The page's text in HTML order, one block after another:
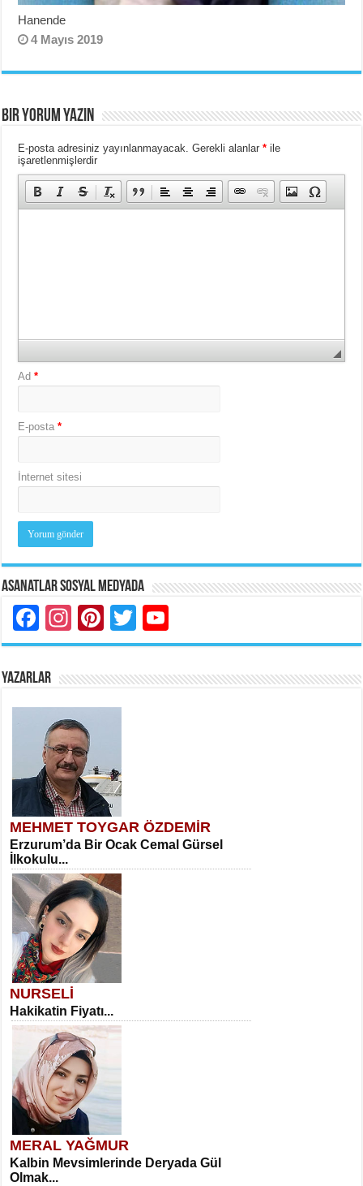
Hanende
4 Mayıs 2019
BIR YORUM YAZIN
E-posta adresiniz yayınlanmayacak. Gerekli alanlar* ile
işaretlenmişlerdir
Ad*
E-posta*
İnternet sitesi
Asanatlar Sosyal Medyada
Facebook
Instagram
Pinterest
Twitter
YAZARLAR
MEHMET TOYGAR ÖZDEMİR
Erzurum’da Bir Ocak Cemal Gürsel
İlkokulu...
NURSELİ
Hakikatin Fiyatı...
MERAL YAĞMUR
Kalbin Mevsimlerinde Deryada Gül
Olmak...